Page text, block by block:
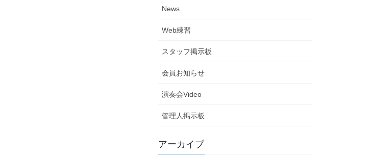
News
Web練習
スタッフ掲示板
会員お知らせ
演奏会Video
管理人掲示板
アーカイブ